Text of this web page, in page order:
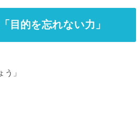
目的を忘れない力」
う」